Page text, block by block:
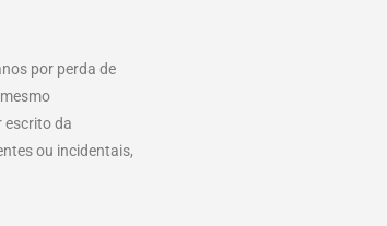
por perda de
mesmo
escrito da
ou incidentais,